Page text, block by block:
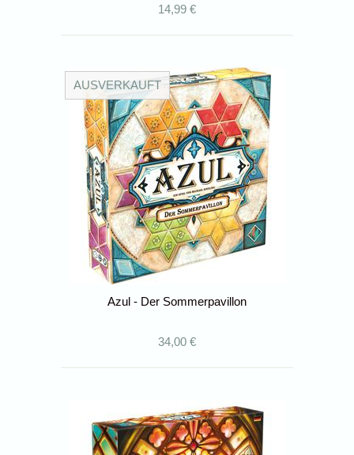
14,99 €
AUSVERKAUFT
Azul - Der Sommerpavillon
34,00 €